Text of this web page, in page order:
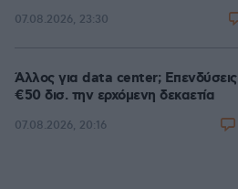
07.08.2026, 23:30
Άλλος για data center; Επενδύσεις
€50 δισ. την ερχόμενη δεκαετία
07.08.2026, 20:16